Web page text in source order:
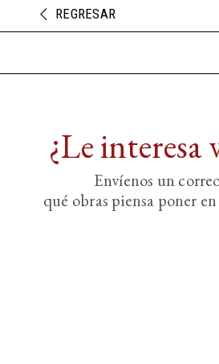
REGRESAR
¿Le interesa
Envíenos un
qué obras piensa poner